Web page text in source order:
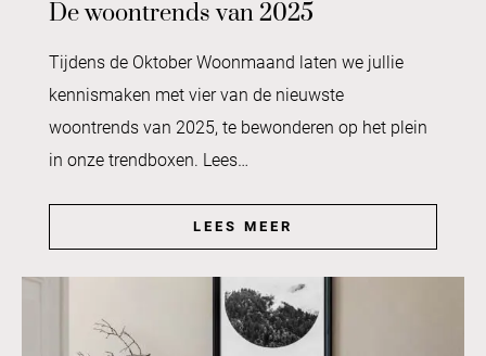
De woontrends van 2025
Tijdens de Oktober Woonmaand laten we jullie
kennismaken met vier van de nieuwste
woontrends van 2025, te bewonderen op het plein
in onze trendboxen. Lees…
LEES MEER